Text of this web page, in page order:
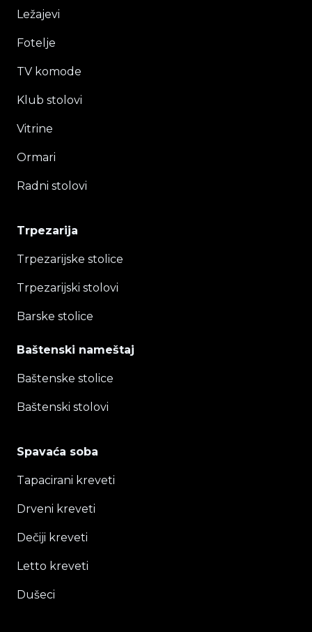
Ležajevi
Fotelje
TV komode
Klub stolovi
Vitrine
Ormari
Radni stolovi
Trpezarija
Trpezarijske stolice
Trpezarijski stolovi
Barske stolice
Baštenski nameštaj
Baštenske stolice
Baštenski stolovi
Spavaća soba
Tapacirani kreveti
Drveni kreveti
Dečiji kreveti
Letto kreveti
Dušeci